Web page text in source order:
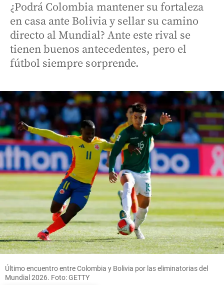
¿Podrá Colombia mantener su fortaleza
en casa ante Bolivia y sellar su camino
directo al Mundial? Ante este rival se
tienen buenos antecedentes, pero el
fútbol siempre sorprende.
Último encuentro entre Colombia y Bolivia por las eliminatorias del
Mundial 2026. Foto: GETTY